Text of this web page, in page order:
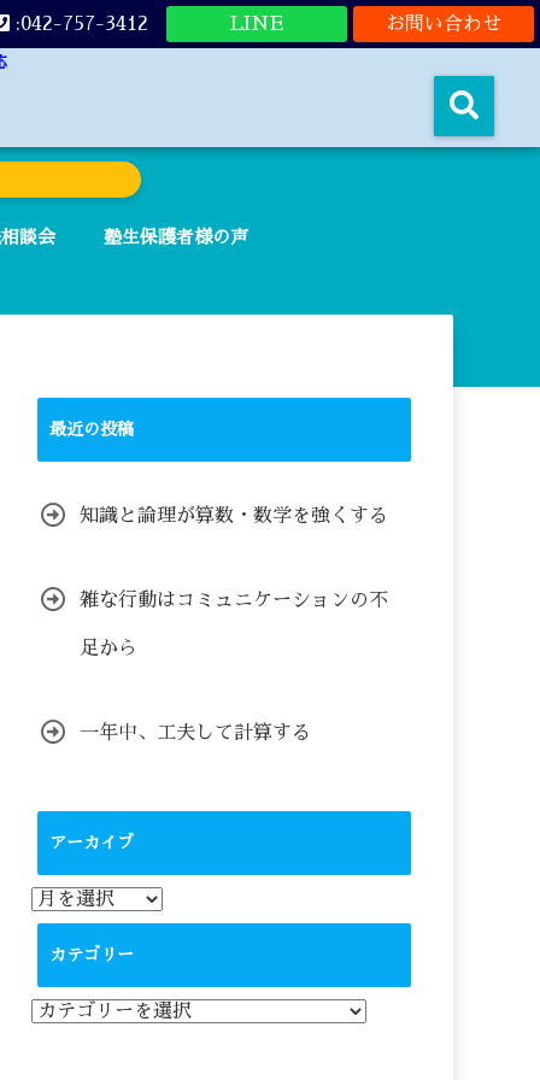
お問い合わせ
LINE
:042-757-3412
談会 塾生保護者様の声
最近の投稿
知識と論理が算数・数学を強くする
雑な行動はコミュニケーションの不
足から
一年中、工夫して計算する
アーカイブ
ア
ー
カテゴリー
カ
テ